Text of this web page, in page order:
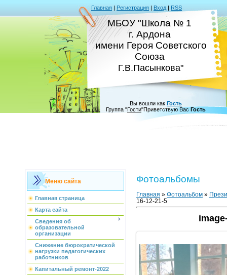
Главная | Регистрация | Вход | RSS
МБОУ "Школа № 1
г. Ардона
имени Героя Советского
Союза
Г.В.Пасынкова"
Вы вошли как Гость
Группа "Гости"Приветствую Вас Гость
Меню сайта
Главная страница
Карта сайта
Сведения об
образовательной
организации
Снижение бюрократической
нагрузки педагогических
работников
Капитальный ремонт-2022
Фотоальбомы
Главная » Фотоальбом »
16-12-21-5